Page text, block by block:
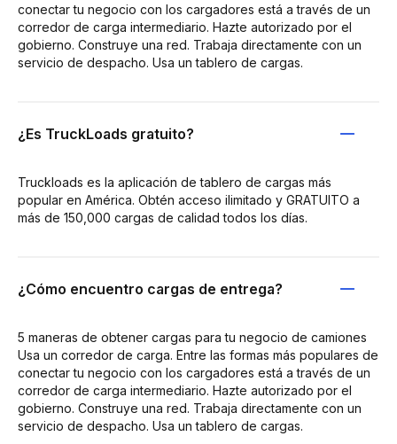
conectar tu negocio con los cargadores está a través de un
corredor de carga intermediario. Hazte autorizado por el
gobierno. Construye una red. Trabaja directamente con un
servicio de despacho. Usa un tablero de cargas.
¿Es TruckLoads gratuito?
Truckloads es la aplicación de tablero de cargas más
popular en América. Obtén acceso ilimitado y GRATUITO a
más de 150,000 cargas de calidad todos los días.
¿Cómo encuentro cargas de entrega?
5 maneras de obtener cargas para tu negocio de camiones
Usa un corredor de carga. Entre las formas más populares de
conectar tu negocio con los cargadores está a través de un
corredor de carga intermediario. Hazte autorizado por el
gobierno. Construye una red. Trabaja directamente con un
servicio de despacho. Usa un tablero de cargas.